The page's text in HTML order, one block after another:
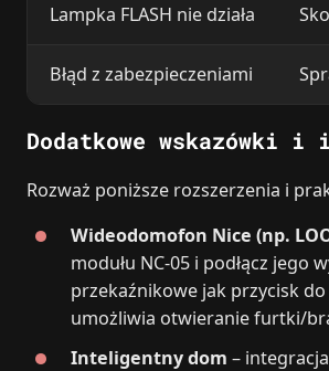
Lampka FLASH nie działa
Błąd z zabezpieczeniami
Dodatkowe wskazówki i
Rozważ poniższe rozszerzenia i
Wideodomofon Nice (np.
modułu NC-05 i podłącz jego
przekaźnikowe jak przycisk
umożliwia otwieranie furtki/
Inteligentny dom –